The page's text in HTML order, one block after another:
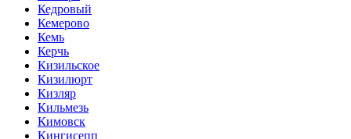
Кедровый
Кемерово
Кемь
Керчь
Кизильское
Кизилюрт
Кизляр
Кильмезь
Кимовск
Кингисепп